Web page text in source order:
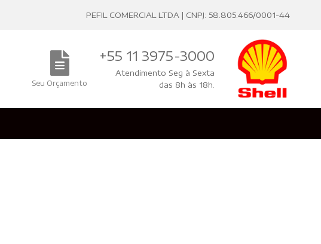
PEFIL COMERCIAL LTDA | CNPJ: 58.805.466/0001-44
Seu Orçamento
+55 11 3975-3000
Atendimento Seg à Sexta
das 8h às 18h.